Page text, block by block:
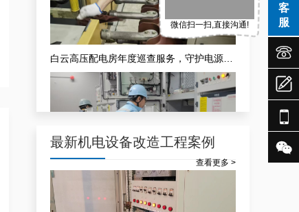
最新机电设备改造工程案例
查看更多 >
客
服
微信扫一扫,直接沟通!




